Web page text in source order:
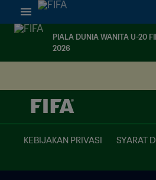
PIALA DUNIA WANITA U-20
2026
KEBIJAKAN PRIVASI SYARAT